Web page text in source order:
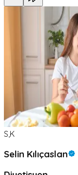
S,K
Selin Kılıçaslan